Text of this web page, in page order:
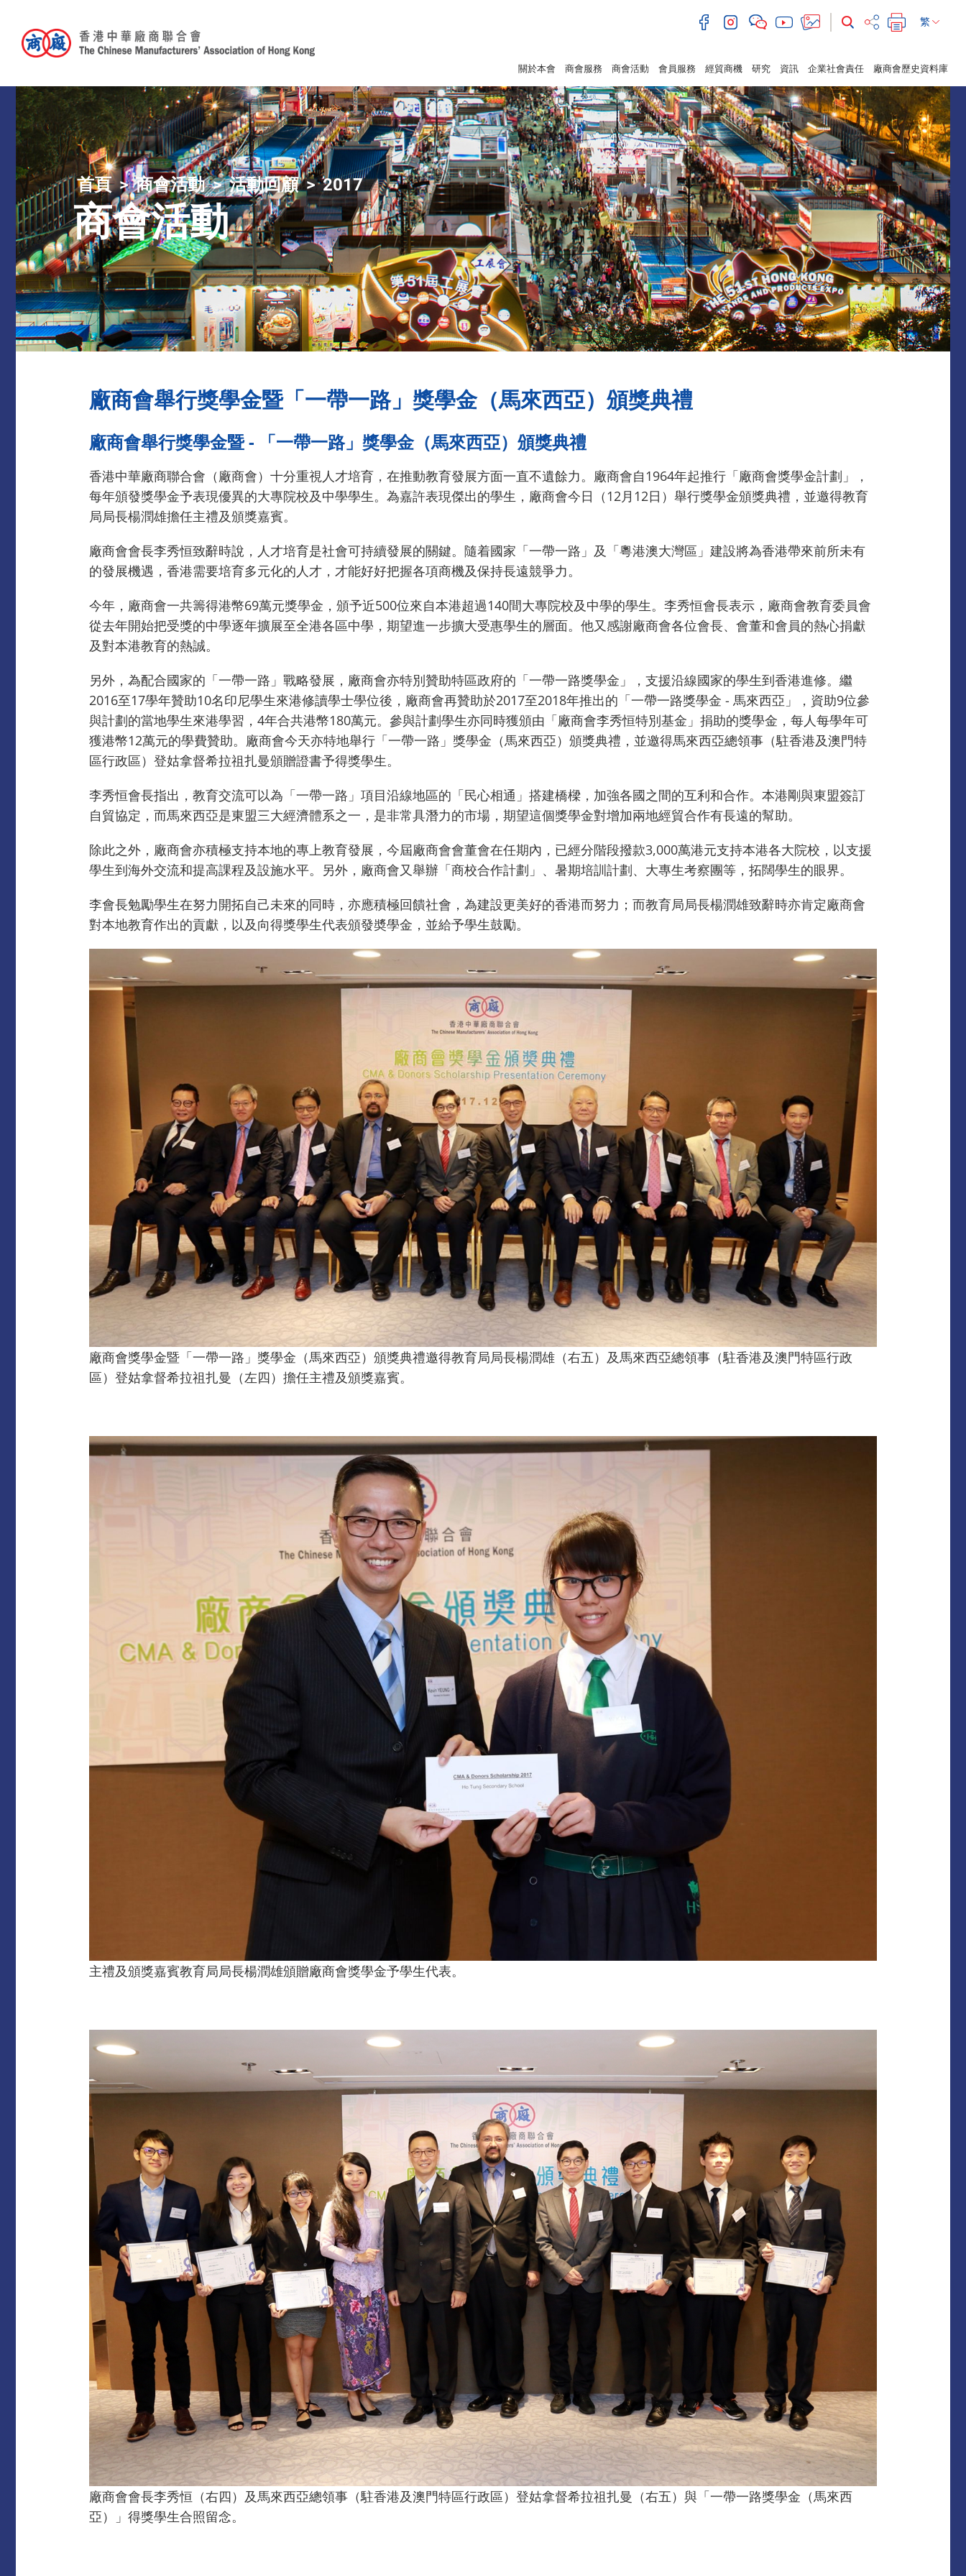
繁
關於本會 商會服務 商會活動 會員服務 經貿商機 研究 資訊 企業社會責任 廠商會歷史資料庫
首頁 商會活動 活動回顧 2017
商會活動
廠商會舉行獎學金暨「一帶一路」獎學金（馬來西亞）頒獎典禮
廠商會舉行獎學金暨 - 「一帶一路」獎學金（馬來西亞）頒獎典禮
香港中華廠商聯合會（廠商會）十分重視人才培育，在推動教育發展方面一直不遺餘力。廠商會自1964年起推行「廠商會獎學金計劃」，
每年頒發獎學金予表現優異的大專院校及中學學生。為嘉許表現傑出的學生，廠商會今日（12月12日）舉行獎學金頒獎典禮，並邀得教育
局局長楊潤雄擔任主禮及頒獎嘉賓。
廠商會會長李秀恒致辭時說，人才培育是社會可持續發展的關鍵。隨着國家「一帶一路」及「粵港澳大灣區」建設將為香港帶來前所未有
的發展機遇，香港需要培育多元化的人才，才能好好把握各項商機及保持長遠競爭力。
今年，廠商會一共籌得港幣69萬元獎學金，頒予近500位來自本港超過140間大專院校及中學的學生。李秀恒會長表示，廠商會教育委員會
從去年開始把受獎的中學逐年擴展至全港各區中學，期望進一步擴大受惠學生的層面。他又感謝廠商會各位會長、會董和會員的熱心捐獻
及對本港教育的熱誠。
另外，為配合國家的「一帶一路」戰略發展，廠商會亦特別贊助特區政府的「一帶一路獎學金」，支援沿線國家的學生到香港進修。繼
2016至17學年贊助10名印尼學生來港修讀學士學位後，廠商會再贊助於2017至2018年推出的「一帶一路獎學金 - 馬來西亞」，資助9位參
與計劃的當地學生來港學習，4年合共港幣180萬元。參與計劃學生亦同時獲頒由「廠商會李秀恒特別基金」捐助的獎學金，每人每學年可
獲港幣12萬元的學費贊助。廠商會今天亦特地舉行「一帶一路」獎學金（馬來西亞）頒獎典禮，並邀得馬來西亞總領事（駐香港及澳門特
區行政區）登姑拿督希拉祖扎曼頒贈證書予得獎學生。
李秀恒會長指出，教育交流可以為「一帶一路」項目沿線地區的「民心相通」搭建橋樑，加強各國之間的互利和合作。本港剛與東盟簽訂
自貿協定，而馬來西亞是東盟三大經濟體系之一，是非常具潛力的市場，期望這個獎學金對增加兩地經貿合作有長遠的幫助。
除此之外，廠商會亦積極支持本地的專上教育發展，今屆廠商會會董會在任期內，已經分階段撥款3,000萬港元支持本港各大院校，以支援
學生到海外交流和提高課程及設施水平。另外，廠商會又舉辦「商校合作計劃」、暑期培訓計劃、大專生考察團等，拓闊學生的眼界。
李會長勉勵學生在努力開拓自己未來的同時，亦應積極回饋社會，為建設更美好的香港而努力；而教育局局長楊潤雄致辭時亦肯定廠商會
對本地教育作出的貢獻，以及向得獎學生代表頒發奬學金，並給予學生鼓勵。
廠商會獎學金暨「一帶一路」獎學金（馬來西亞）頒獎典禮邀得教育局局長楊潤雄（右五）及馬來西亞總領事（駐香港及澳門特區行政
區）登姑拿督希拉祖扎曼（左四）擔任主禮及頒獎嘉賓。
主禮及頒獎嘉賓教育局局長楊潤雄頒贈廠商會獎學金予學生代表。
廠商會會長李秀恒（右四）及馬來西亞總領事（駐香港及澳門特區行政區）登姑拿督希拉祖扎曼（右五）與「一帶一路獎學金（馬來西
亞）」得獎學生合照留念。